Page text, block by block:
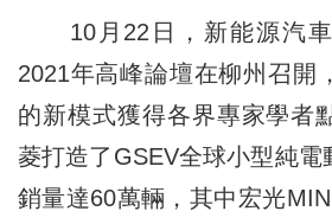
10月22日，新能源汽車
2021年高峰論壇在柳州召開
的新模式獲得各界專家學者
菱打造了GSEV全球小型純電
銷量達60萬輛，其中宏光